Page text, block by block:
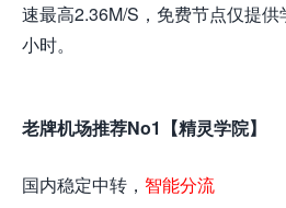
速最高2.36M/S，免费节点仅提
小时。
老牌机场推荐No1【精灵学院】
国内稳定中转， 智能分流